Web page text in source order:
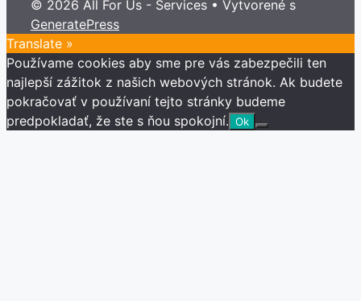
YouTube
Channel
© 2026 All For Us - Services • Vytvorené s
GeneratePress
Translate »
Používame cookies aby sme pre vás zabezpečili ten
najlepší zážitok z našich webových stránok. Ak budete
pokračovať v používaní tejto stránky budeme
predpokladať, že ste s ňou spokojní. Ok